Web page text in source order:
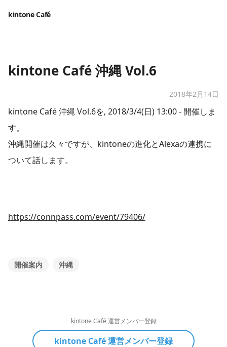
kintone Café
kintone Café 沖縄 Vol.6
2018年2月14日
kintone Café 沖縄 Vol.6を, 2018/3/4(日) 13:00 - 開催しま
す。
沖縄開催は久々ですが、kintoneの進化とAlexaの連携に
ついて話します。
https://connpass.com/event/79406/
開催案内 沖縄
kintone Café 運営メンバー登録
kintone Café 運営メンバー登録